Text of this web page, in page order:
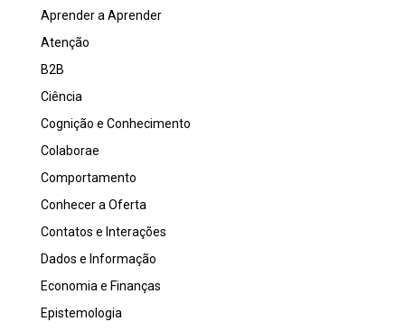
Aprender a Aprender
Atenção
B2B
Ciência
Cognição e Conhecimento
Colaborae
Comportamento
Conhecer a Oferta
Contatos e Interações
Dados e Informação
Economia e Finanças
Epistemologia